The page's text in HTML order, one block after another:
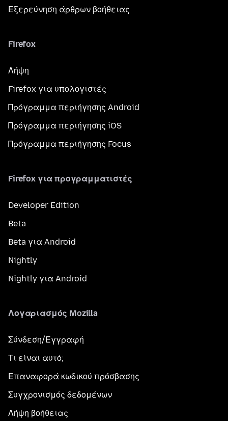
Εξερεύνηση άρθρων βοήθειας
Firefox
Λήψη
Firefox για υπολογιστές
Πρόγραμμα περιήγησης Android
Πρόγραμμα περιήγησης iOS
Πρόγραμμα περιήγησης Focus
Firefox για προγραμματιστές
Developer Edition
Beta
Beta για Android
Nightly
Nightly για Android
Λογαριασμός Mozilla
Σύνδεση/Εγγραφή
Τι είναι αυτό;
Επαναφορά κωδικού πρόσβασης
Συγχρονισμός δεδομένων
Λήψη βοήθειας